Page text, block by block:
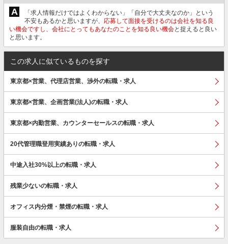
A
「求人情報だけではよくわからない」「自分で大丈夫なのか」という
不安もあるかと思いますが、 応募して面接を受けるのは会社を知る良
い機会ですし、会社にとってもあなたのことを知る良い機会と捉えると良い
と思います。
この求人に似ているものを探す
東京都×営業、代理店営業、渉外の転職・求人
東京都×営業、企画営業(法人)の転職・求人
東京都×内勤営業、カウンターセールスの転職・求人
20代管理職登用実績ありの転職・求人
中途入社30%以上の転職・求人
残業少ないの転職・求人
オフィス内分煙・禁煙の転職・求人
服装自由の転職・求人